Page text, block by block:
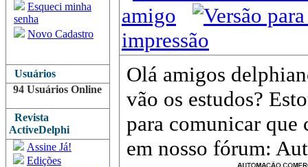
Esqueci minha
senha
Novo Cadastro
Usuários
94 Usuários Online
Revista
ActiveDelphi
Assine Já!
Edições
amigo
impressão
Olá amigos
vão os estudos?
para comunicar que
em nosso fórum: